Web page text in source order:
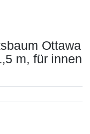
Ottawa
m, für innen